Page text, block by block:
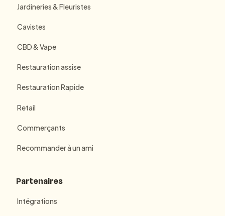
Jardineries & Fleuristes
Cavistes
CBD & Vape
Restauration assise
Restauration Rapide
Retail
Commerçants
Recommander à un ami
Partenaires
Intégrations